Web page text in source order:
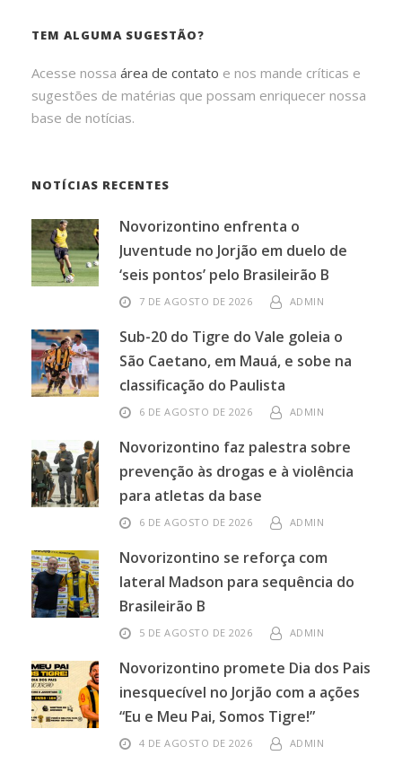
TEM ALGUMA SUGESTÃO?
Acesse nossa área de contato e nos mande críticas e
sugestões de matérias que possam enriquecer nossa
base de notícias.
NOTÍCIAS RECENTES
Novorizontino enfrenta o
Juventude no Jorjão em duelo de
‘seis pontos’ pelo Brasileirão B
7 DE AGOSTO DE 2026 ADMIN
Sub-20 do Tigre do Vale goleia o
São Caetano, em Mauá, e sobe na
classificação do Paulista
6 DE AGOSTO DE 2026 ADMIN
Novorizontino faz palestra sobre
prevenção às drogas e à violência
para atletas da base
6 DE AGOSTO DE 2026 ADMIN
Novorizontino se reforça com
lateral Madson para sequência do
Brasileirão B
5 DE AGOSTO DE 2026 ADMIN
Novorizontino promete Dia dos Pais
inesquecível no Jorjão com a ações
“Eu e Meu Pai, Somos Tigre!”
4 DE AGOSTO DE 2026 ADMIN